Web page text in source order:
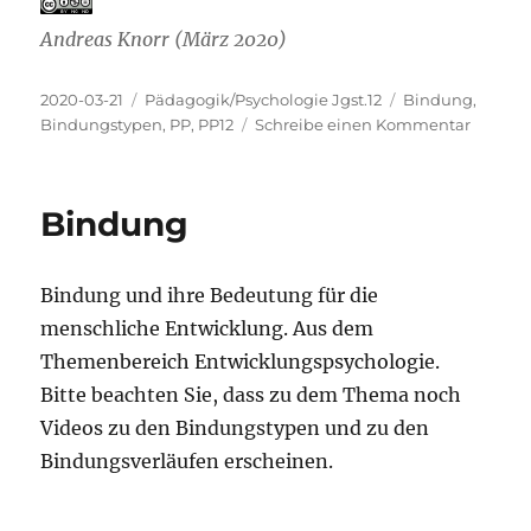
Andreas Knorr (März 2020)
Veröffentlicht
am
2020-03-21 Kategorien
Pädagogik/Psychologie Jgst.12 Schlagwörter
Bindung,
Bindungstypen, PP, PP12 Schreibe einen Kommentarzu
Bindung
Bindung und ihre Bedeutung für die
menschliche Entwicklung. Aus dem
Themenbereich Entwicklungspsychologie.
Bitte beachten Sie, dass zu dem Thema noch
Videos zu den Bindungstypen und zu den
Bindungsverläufen erscheinen.